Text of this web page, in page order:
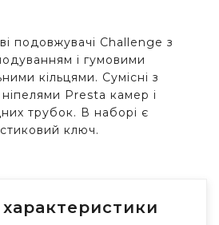
подовжувачі Challenge з
і гумовими
кільцями. Сумісні з
Presta камер і
трубок. В наборі є
ключ.
характеристики